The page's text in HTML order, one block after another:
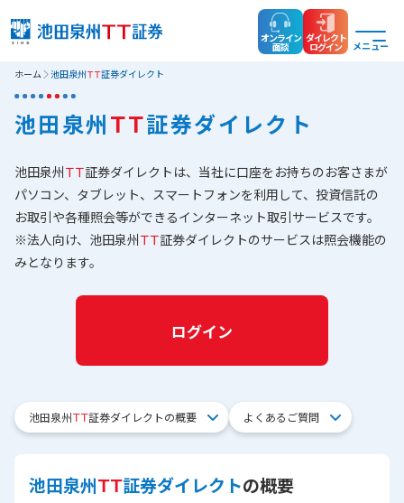
オンライン
面談
ダイレクト
ログイン メニュー
ホーム 池田泉州ＴＴ証券ダイレクト
池田泉州ＴＴ証券ダイレクト
池田泉州ＴＴ証券ダイレクトは、当社に口座をお持ちのお客さまが
パソコン、タブレット、スマートフォンを利用して、投資信託の
お取引や各種照会等ができるインターネット取引サービスです。
※法人向け、池田泉州ＴＴ証券ダイレクトのサービスは照会機能の
みとなります。
ログイン
池田泉州ＴＴ証券ダイレクトの概要 よくあるご質問
池田泉州ＴＴ証券ダイレクトの概要